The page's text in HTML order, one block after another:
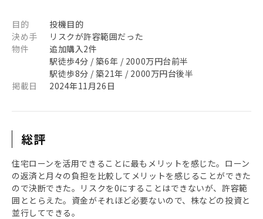
目的
投機目的
決め手
リスクが許容範囲だった
物件
追加購入2件
駅徒歩4分 / 築6年 / 2000万円台前半
駅徒歩8分 / 築21年 / 2000万円台後半
掲載日
2024年11月26日
総評
住宅ローンを活用できることに最もメリットを感じた。ローン
の返済と月々の負担を比較してメリットを感じることができた
ので決断できた。リスクを0にすることはできないが、許容範
囲ととらえた。資金がそれほど必要ないので、株などの投資と
並行してできる。